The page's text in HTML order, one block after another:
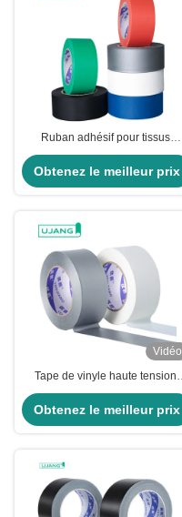
Ruban adhésif pour tissus
industriels 50mx50mm Ruban
adhésif en vinyle Argent pour
applications lourdes
Obtenez le meilleur prix
Vidéo
Tape de vinyle haute tension
pour le câblage de câbles
automobiles
Obtenez le meilleur prix